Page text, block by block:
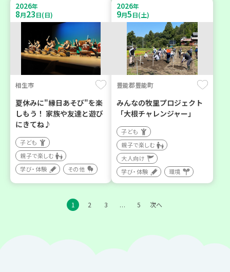
2026年
8月23日(日)
相生市
夏休みに"縁日あそび"を楽
しもう！ 家族や友達と遊び
にきてね♪
子ども
親子で楽しむ
学び・体験
その他
2026年
9月5日(土)
豊能郡豊能町
みんなの牧里プロジェクト
「大根チャレンジャー」
子ども
親子で楽しむ
大人向け
学び・体験
環境
1 2 3 … 5 次へ